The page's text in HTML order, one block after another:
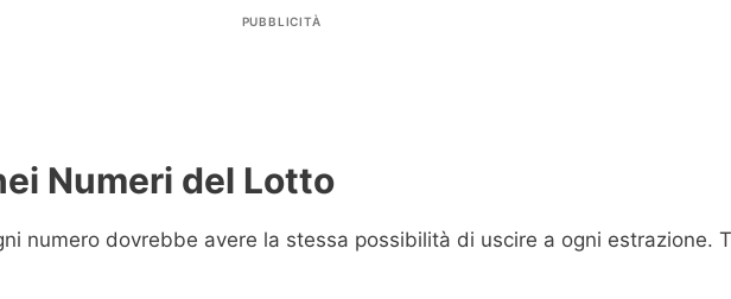
PUBBLICITÀ
Numeri del Lotto
numero dovrebbe avere la stessa possibilità di uscire a ogni estrazione.